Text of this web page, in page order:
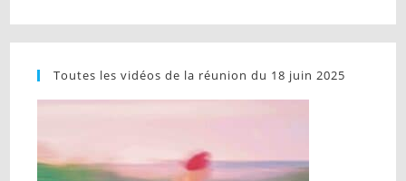
Toutes les vidéos de la réunion du 18 juin 2025